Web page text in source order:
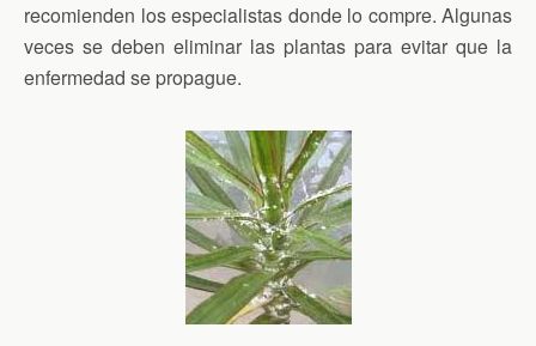
recomienden los especialistas donde lo compre. Algunas
veces se deben eliminar las plantas para evitar que la
enfermedad se propague.